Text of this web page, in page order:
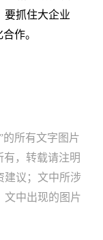
要抓住大企业
作。
的所有文字图片
有，转载请注明
建议；文中所涉
文中出现的图片